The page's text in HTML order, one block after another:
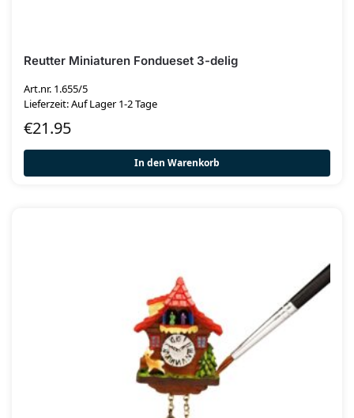
Reutter Miniaturen Fondueset 3-delig
Art.nr. 1.655/5
Lieferzeit: Auf Lager 1-2 Tage
€21.95
In den Warenkorb